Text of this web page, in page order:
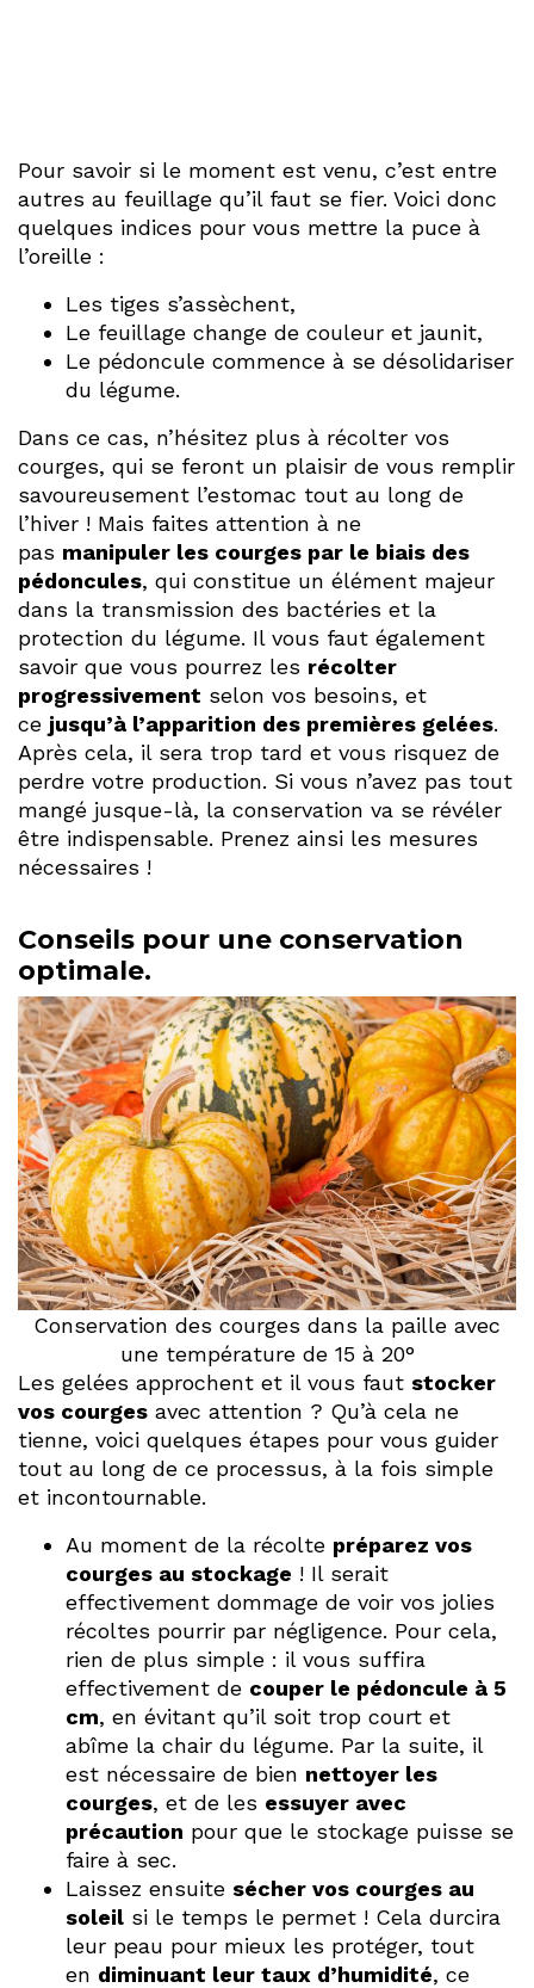
Pour savoir si le moment est venu, c’est entre
autres au feuillage qu’il faut se fier. Voici donc
quelques indices pour vous mettre la puce à
l’oreille :
Les tiges s’assèchent,
Le feuillage change de couleur et jaunit,
Le pédoncule commence à se désolidariser
du légume.
Dans ce cas, n’hésitez plus à récolter vos
courges, qui se feront un plaisir de vous remplir
savoureusement l’estomac tout au long de
l’hiver ! Mais faites attention à ne
pas manipuler les courges par le biais des
pédoncules, qui constitue un élément majeur
dans la transmission des bactéries et la
protection du légume. Il vous faut également
savoir que vous pourrez les récolter
progressivement selon vos besoins, et
ce jusqu’à l’apparition des premières gelées.
Après cela, il sera trop tard et vous risquez de
perdre votre production. Si vous n’avez pas tout
mangé jusque-là, la conservation va se révéler
être indispensable. Prenez ainsi les mesures
nécessaires !
Conseils pour une conservation
optimale.
Conservation des courges dans la paille avec
une température de 15 à 20°
Les gelées approchent et il vous faut stocker
vos courges avec attention ? Qu’à cela ne
tienne, voici quelques étapes pour vous guider
tout au long de ce processus, à la fois simple
et incontournable.
Au moment de la récolte préparez vos
courges au stockage ! Il serait
effectivement dommage de voir vos jolies
récoltes pourrir par négligence. Pour cela,
rien de plus simple : il vous suffira
effectivement de couper le pédoncule à 5
cm, en évitant qu’il soit trop court et
abîme la chair du légume. Par la suite, il
est nécessaire de bien nettoyer les
courges, et de les essuyer avec
précaution pour que le stockage puisse se
faire à sec.
Laissez ensuite sécher vos courges au
soleil si le temps le permet ! Cela durcira
leur peau pour mieux les protéger, tout
en diminuant leur taux d’humidité, ce